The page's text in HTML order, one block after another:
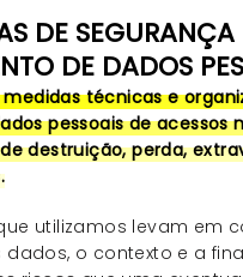
DE
DE DADOS
técnicas e
pessoais de acessos
destruição, perda,
utilizamos levam em
dados, o contexto e a